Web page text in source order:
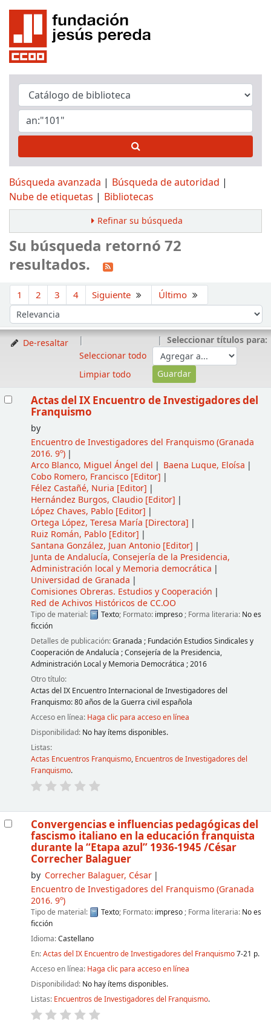
Búsqueda avanzada
Búsqueda de autoridad
Nube de etiquetas
Bibliotecas
Refinar su búsqueda
Su búsqueda retornó 72
resultados.
1 2 3 4 Siguiente Último
Ordenar por:
De-resaltar
Seleccionar todo
Limpiar todo
Seleccionar títulos para:
Actas del IX Encuentro de Investigadores del
Franquismo
by
Encuentro de Investigadores del Franquismo(Granada
2016. 9º)
Arco Blanco, Miguel Ángel del
Baena Luque, Eloísa
Cobo Romero, Francisco[Editor]
Félez Castañé, Nuria [Editor]
Hernández Burgos, Claudio[Editor]
López Chaves, Pablo[Editor]
Ortega López, Teresa María [Directora]
Ruiz Román, Pablo[Editor]
Santana González, Juan Antonio[Editor]
Junta de Andalucía, Consejería de la Presidencia,
Administración local y Memoria democrática
Universidad de Granada
Comisiones Obreras. Estudios y Cooperación
Red de Achivos Históricos de CC.OO
Tipo de material: Texto; Formato: impreso ; Forma literaria: No es
ficción
Detalles de publicación:Granada ; Fundación Estudios Sindicales y
Cooperación de Andalucía ;Consejería de la Presidencia,
Administración Local y Memoria Democrática ;2016
Otro título:
Actas del IX Encuentro Internacional de Investigadores del
Franquismo: 80 años de la Guerra civil española
Acceso en línea: Haga clic para acceso en línea
Disponibilidad: No hay ítems disponibles.
Listas:
Actas Encuentros Franquismo, Encuentros de Investigadores del
Franquismo.
Convergencias e influencias pedagógicas del
fascismo italiano en la educación franquista
durante la “Etapa azul” 1936-1945 /César
Correcher Balaguer
by Correcher Balaguer, César
Encuentro de Investigadores del Franquismo(Granada
2016. 9º)
Tipo de material: Texto; Formato: impreso ; Forma literaria: No es
ficción
Idioma:Castellano
En:Actas del IX Encuentro de Investigadores del Franquismo7-21 p.
Acceso en línea: Haga clic para acceso en línea
Disponibilidad: No hay ítems disponibles.
Listas: Encuentros de Investigadores del Franquismo.